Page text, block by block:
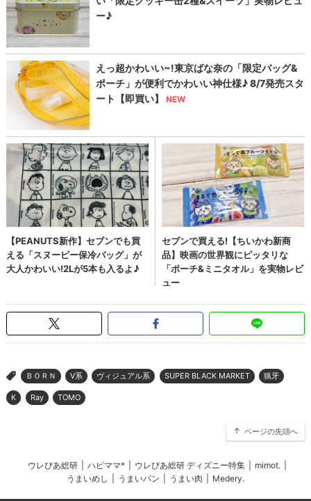
> ＢＯＲＮ V系 ヴィジュアル系 SUPER BLACK MARKET 猟牙
K Ray TOMO
ページの先頭へ
ウレぴあ総研 ハピママ* ウレぴあ総研 ディズニー特集 mimot.
うまいめし
うまいパン うまい肉 Medery.